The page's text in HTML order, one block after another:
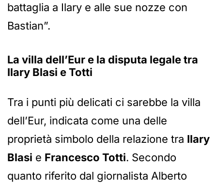
battaglia a Ilary e alle sue nozze con
Bastian”.
La villa dell’Eur e la disputa legale tra
Ilary Blasi eTotti
Tra i punti più delicati ci sarebbe la villa
dell’Eur, indicata come una delle
proprietà simbolo della relazione tra Ilary
Blasi e Francesco Totti. Secondo
quanto riferito dal giornalista Alberto